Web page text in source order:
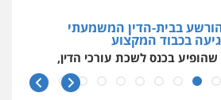
בבית-הדין המשמעתי
בכבוד המקצוע
בכנס לשכת עורכי הדין,